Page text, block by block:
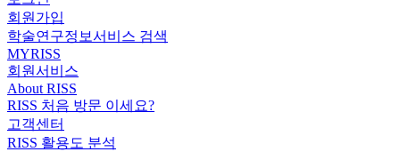
회원가입
학술연구정보서비스 검색
MYRISS
회원서비스
About RISS
RISS 처음 방문 이세요?
고객센터
RISS 활용도 분석